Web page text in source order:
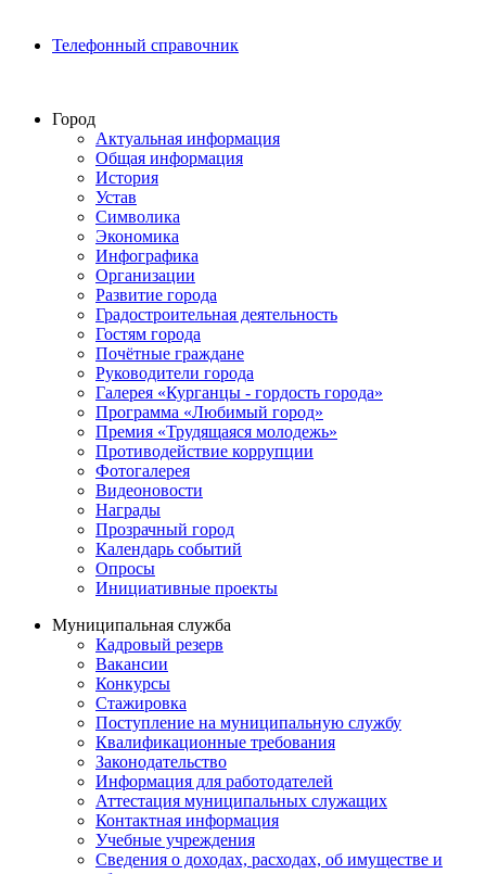
Телефонный справочник
Город
Актуальная информация
Общая информация
История
Устав
Символика
Экономика
Инфографика
Организации
Развитие города
Градостроительная деятельность
Гостям города
Почётные граждане
Руководители города
Галерея «Курганцы - гордость города»
Программа «Любимый город»
Премия «Трудящаяся молодежь»
Противодействие коррупции
Фотогалерея
Видеоновости
Награды
Прозрачный город
Календарь событий
Опросы
Инициативные проекты
Муниципальная служба
Кадровый резерв
Вакансии
Конкурсы
Стажировка
Поступление на муниципальную службу
Квалификационные требования
Законодательство
Информация для работодателей
Аттестация муниципальных служащих
Контактная информация
Учебные учреждения
Сведения о доходах, расходах, об имуществе и